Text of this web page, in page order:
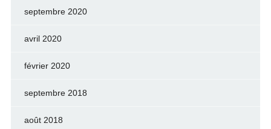
septembre 2020
avril 2020
février 2020
septembre 2018
août 2018